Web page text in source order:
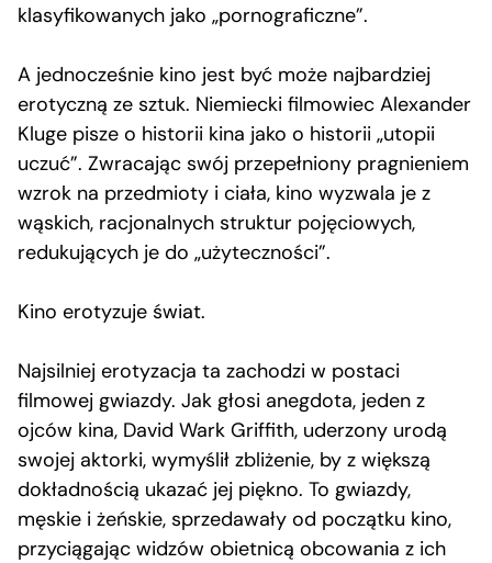
klasyfikowanych jako „pornograficzne”.
A jednocześnie kino jest być może najbardziej
erotyczną ze sztuk. Niemiecki filmowiec Alexander
Kluge pisze o historii kina jako o historii „utopii
uczuć”. Zwracając swój przepełniony pragnieniem
wzrok na przedmioty i ciała, kino wyzwala je z
wąskich, racjonalnych struktur pojęciowych,
redukujących je do „użyteczności”.
Kino erotyzuje świat.
Najsilniej erotyzacja ta zachodzi w postaci
filmowej gwiazdy. Jak głosi anegdota, jeden z
ojców kina, David Wark Griffith, uderzony urodą
swojej aktorki, wymyślił zbliżenie, by z większą
dokładnością ukazać jej piękno. To gwiazdy,
męskie i żeńskie, sprzedawały od początku kino,
przyciągając widzów obietnicą obcowania z ich